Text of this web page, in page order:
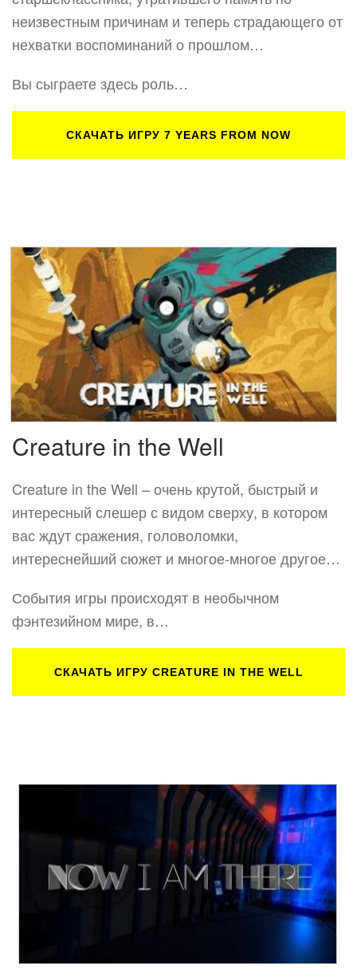
неизвестным причинам и теперь страдающего от
нехватки воспоминаний о прошлом…
Вы сыграете здесь роль…
СКАЧАТЬ ИГРУ 7 YEARS FROM NOW
Creature in the Well
Creature in the Well – очень крутой, быстрый и
интересный слешер с видом сверху, в котором
вас ждут сражения, головоломки,
интереснейший сюжет и многое-многое другое…
События игры происходят в необычном
фэнтезийном мире, в…
СКАЧАТЬ ИГРУ CREATURE IN THE WELL